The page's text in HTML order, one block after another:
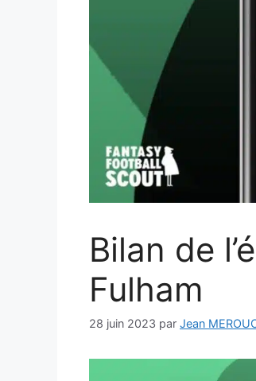
Bilan de
Fulham
28 juin 2023 par Jean